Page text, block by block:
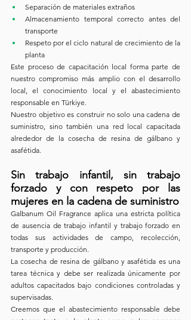
Separación de materiales extraños
Almacenamiento temporal correcto antes del
transporte
Respeto por el ciclo natural de crecimiento de la
planta
Este proceso de capacitación local forma parte de
nuestro compromiso más amplio con el desarrollo
local, el conocimiento local y el abastecimiento
responsable en Türkiye.
Nuestro objetivo es construir no solo una cadena de
suministro, sino también una red local capacitada
alrededor de la cosecha de resina de gálbano y
asafétida.
Sin trabajo infantil, sin trabajo
forzado y con respeto por las
mujeres en la cadena de suministro
Galbanum Oil Fragrance aplica una estricta política
de ausencia de trabajo infantil y trabajo forzado en
todas sus actividades de campo, recolección,
transporte y producción.
La cosecha de resina de gálbano y asafétida es una
tarea técnica y debe ser realizada únicamente por
adultos capacitados bajo condiciones controladas y
supervisadas.
Creemos que el abastecimiento responsable debe